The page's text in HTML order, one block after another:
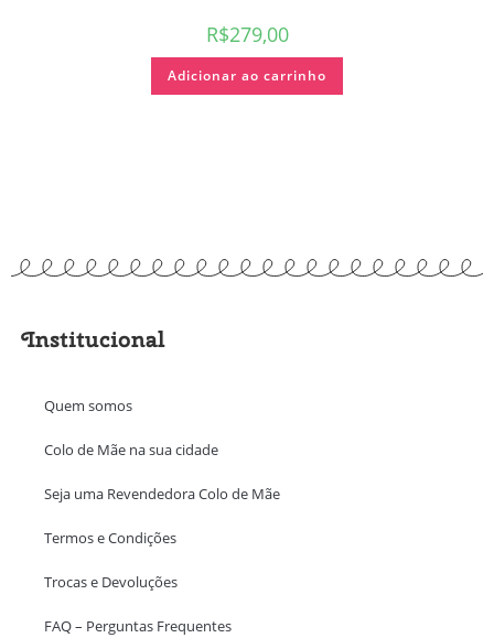
R$279,00
Adicionar ao carrinho
Institucional
Quem somos
Colo de Mãe na sua cidade
Seja uma Revendedora Colo de Mãe
Termos e Condições
Trocas e Devoluções
FAQ – Perguntas Frequentes